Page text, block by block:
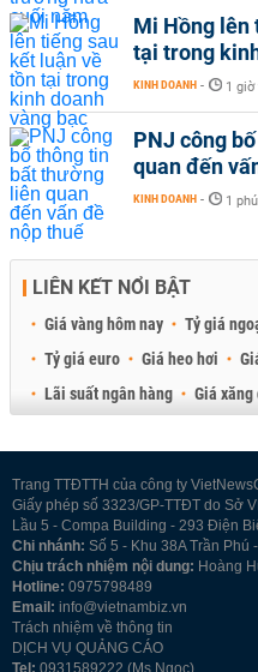
Mi Hồng lên
tại trong
KINH DOANH - 1
PNJ công
quan đến
KINH DOANH - 1
LIÊN KẾT NỔI BẬT
Giá vàng hôm nay Tỷ giá
Tỷ giá euro
Giá heo hơi
Lãi suất ngân hàng
Giá xăng
Trang TTĐTTH của công ty
Giấy phép số 3323/GP-TTĐT do Sở
Lầu 5 - Compa Building - 293 Điện
Chi nhánh: Số 5 - Khu 38A Trần Phú
Chịu trách nhiệm nội dung: Hoàng
Hotline: 0975798489
Email: info@vietnambiz.vn
Trách nhiệm về thông tin
DỊCH VỤ QUẢNG CÁO
Tel: 0931589222 (Ms Ngọc)